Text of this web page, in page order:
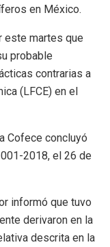
en México.
este martes que
probable
contrarias a
(LFCE) en el
Cofece concluyó
2018, el 26 de
informó que tuvo
derivaron en la
descrita en la